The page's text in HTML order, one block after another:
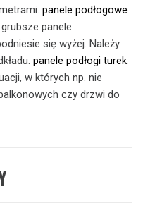
panele podłogowe
panele
się wyżej. Należy
panele podłogi turek
w których np. nie
czy drzwi do